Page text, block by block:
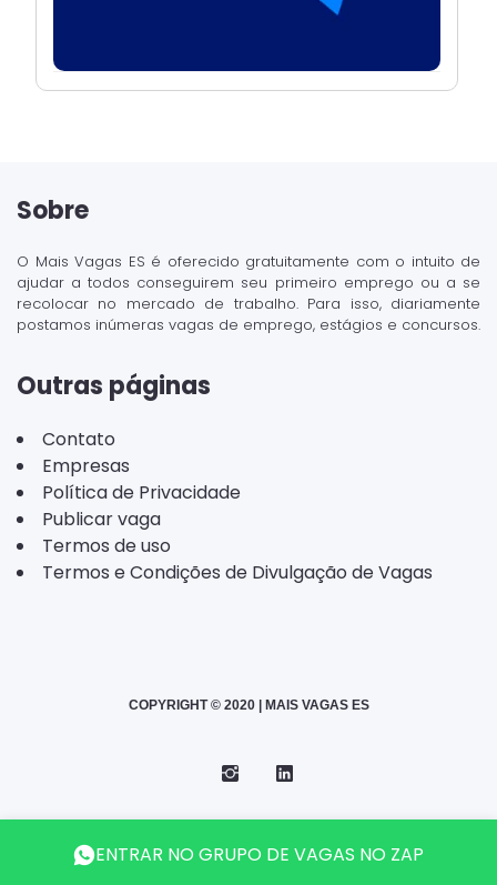
Sobre
O Mais Vagas ES é oferecido gratuitamente com o intuito de
ajudar a todos conseguirem seu primeiro emprego ou a se
recolocar no mercado de trabalho. Para isso, diariamente
postamos inúmeras vagas de emprego, estágios e concursos.
Outras páginas
Contato
Empresas
Política de Privacidade
Publicar vaga
Termos de uso
Termos e Condições de Divulgação de Vagas
COPYRIGHT © 2020 | MAIS VAGAS ES
Instagram
Telegram
LinkedIn
ENTRAR NO GRUPO DE VAGAS NO ZAP